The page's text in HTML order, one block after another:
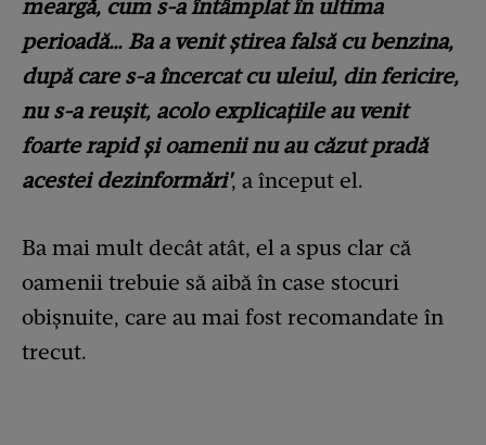
meargă, cum s-a întâmplat în ultima
perioadă… Ba a venit știrea falsă cu benzina,
după care s-a încercat cu uleiul, din fericire,
nu s-a reușit, acolo explicațiile au venit
foarte rapid și oamenii nu au căzut pradă
acestei dezinformări', a început el.
Ba mai mult decât atât, el a spus clar că
oamenii trebuie să aibă în case stocuri
obișnuite, care au mai fost recomandate în
trecut.